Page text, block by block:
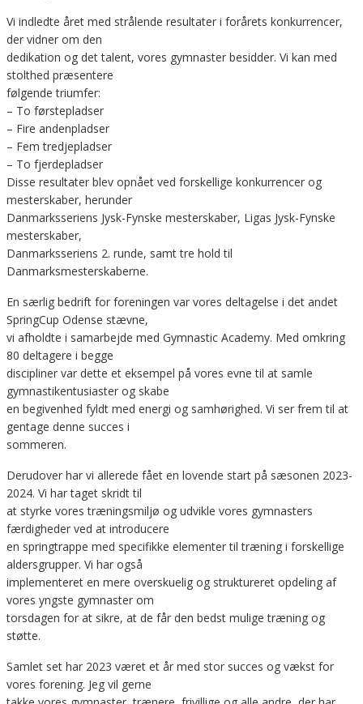
Vi indledte året med strålende resultater i forårets konkurrencer,
der vidner om den
dedikation og det talent, vores gymnaster besidder. Vi kan med
stolthed præsentere
følgende triumfer:
– To førstepladser
– Fire andenpladser
– Fem tredjepladser
– To fjerdepladser
Disse resultater blev opnået ved forskellige konkurrencer og
mesterskaber, herunder
Danmarksseriens Jysk-Fynske mesterskaber, Ligas Jysk-Fynske
mesterskaber,
Danmarksseriens 2. runde, samt tre hold til
Danmarksmesterskaberne.
En særlig bedrift for foreningen var vores deltagelse i det andet
SpringCup Odense stævne,
vi afholdte i samarbejde med Gymnastic Academy. Med omkring
80 deltagere i begge
discipliner var dette et eksempel på vores evne til at samle
gymnastikentusiaster og skabe
en begivenhed fyldt med energi og samhørighed. Vi ser frem til at
gentage denne succes i
sommeren.
Derudover har vi allerede fået en lovende start på sæsonen 2023-
2024. Vi har taget skridt til
at styrke vores træningsmiljø og udvikle vores gymnasters
færdigheder ved at introducere
en springtrappe med specifikke elementer til træning i forskellige
aldersgrupper. Vi har også
implementeret en mere overskuelig og struktureret opdeling af
vores yngste gymnaster om
torsdagen for at sikre, at de får den bedst mulige træning og
støtte.
Samlet set har 2023 været et år med stor succes og vækst for
vores forening. Jeg vil gerne